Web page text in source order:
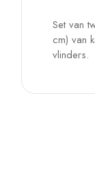
Set van
cm) van
vlinders.